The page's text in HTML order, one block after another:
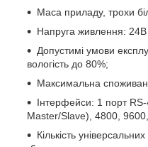
Маса приладу, трохи
Напруга живлення: 24В
Допустимі умови
вологість до 80%;
Максимальна
Інтерфейси: 1 порт
Master/Slave), 4800,
Кількість